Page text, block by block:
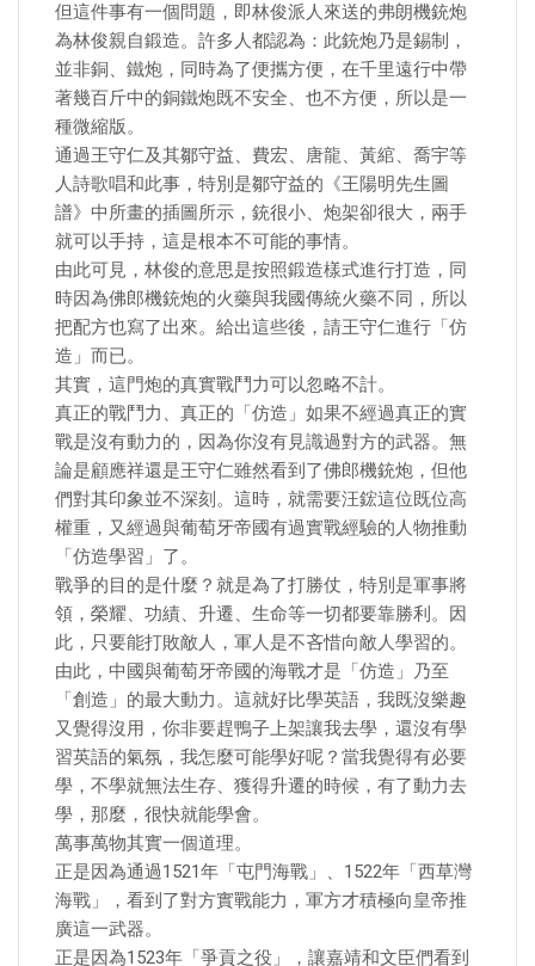
但這件事有一個問題，即林俊派人來送的弗朗機銃炮
為林俊親自鍛造。許多人都認為：此銃炮乃是錫制，
並非銅、鐵炮，同時為了便攜方便，在千里遠行中帶
著幾百斤中的銅鐵炮既不安全、也不方便，所以是一
種微縮版。
通過王守仁及其鄒守益、費宏、唐龍、黃綰、喬宇等
人詩歌唱和此事，特別是鄒守益的《王陽明先生圖
譜》中所畫的插圖所示，銃很小、炮架卻很大，兩手
就可以手持，這是根本不可能的事情。
由此可見，林俊的意思是按照鍛造樣式進行打造，同
時因為佛郎機銃炮的火藥與我國傳統火藥不同，所以
把配方也寫了出來。給出這些後，請王守仁進行「仿
造」而已。
其實，這門炮的真實戰鬥力可以忽略不計。
真正的戰鬥力、真正的「仿造」如果不經過真正的實
戰是沒有動力的，因為你沒有見識過對方的武器。無
論是顧應祥還是王守仁雖然看到了佛郎機銃炮，但他
們對其印象並不深刻。這時，就需要汪鋐這位既位高
權重，又經過與葡萄牙帝國有過實戰經驗的人物推動
「仿造學習」了。
戰爭的目的是什麼？就是為了打勝仗，特別是軍事將
領，榮耀、功績、升遷、生命等一切都要靠勝利。因
此，只要能打敗敵人，軍人是不吝惜向敵人學習的。
由此，中國與葡萄牙帝國的海戰才是「仿造」乃至
「創造」的最大動力。這就好比學英語，我既沒樂趣
又覺得沒用，你非要趕鴨子上架讓我去學，還沒有學
習英語的氣氛，我怎麼可能學好呢？當我覺得有必要
學，不學就無法生存、獲得升遷的時候，有了動力去
學，那麼，很快就能學會。
萬事萬物其實一個道理。
正是因為通過1521年「屯門海戰」、1522年「西草灣
海戰」，看到了對方實戰能力，軍方才積極向皇帝推
廣這一武器。
正是因為1523年「爭貢之役」，讓嘉靖和文臣們看到